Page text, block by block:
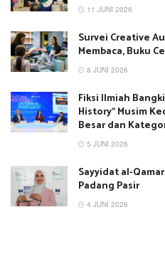
11 JUNI 2026
Survei Creative
Membaca, Buku
8 JUNI 2026
Fiksi Ilmiah
History” Musim
Besar dan
5 JUNI 2026
Sayyidat al-
Padang Pasir
4 JUNI 2026